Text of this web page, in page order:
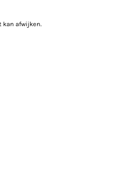
kan afwijken.